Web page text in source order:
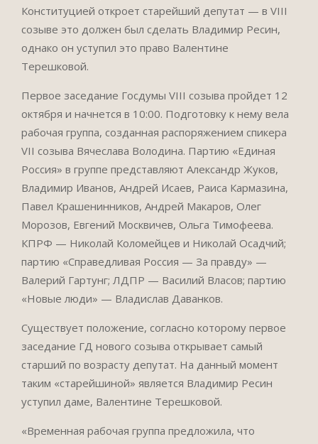
Конституцией откроет старейший депутат — в VIII
созыве это должен был сделать Владимир Ресин,
однако он уступил это право Валентине
Терешковой.
Первое заседание Госдумы VIII созыва пройдет 12
октября и начнется в 10:00. Подготовку к нему вела
рабочая группа, созданная распоряжением спикера
VII созыва Вячеслава Володина. Партию «Единая
Россия» в группе представляют Александр Жуков,
Владимир Иванов, Андрей Исаев, Раиса Кармазина,
Павел Крашенинников, Андрей Макаров, Олег
Морозов, Евгений Москвичев, Ольга Тимофеева.
КПРФ — Николай Коломейцев и Николай Осадчий;
партию «Справедливая Россия — За правду» —
Валерий Гартунг; ЛДПР — Василий Власов; партию
«Новые люди» — Владислав Даванков.
Существует положение, согласно которому первое
заседание ГД нового созыва открывает самый
старший по возрасту депутат. На данный момент
таким «старейшиной» является Владимир Ресин
уступил даме, Валентине Терешковой.
«Временная рабочая группа предложила, что